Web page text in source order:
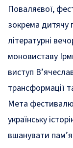
Поваляєвої,
зокрема дитячу
літературні
моновиставу
виступ
трансформації
Мета
українську
вшанувати